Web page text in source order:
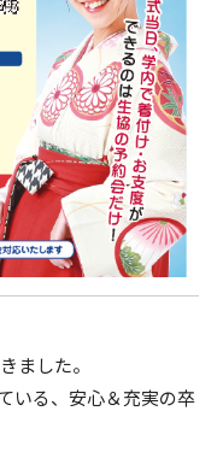
ました。
いる、安心＆充実の卒